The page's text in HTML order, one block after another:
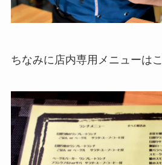
ちなみに店内専用メニューは